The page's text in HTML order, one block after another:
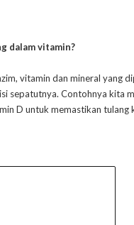
dalam vitamin?
vitamin dan mineral yang
sepatutnya. Contohnya kita
D untuk memastikan tulang